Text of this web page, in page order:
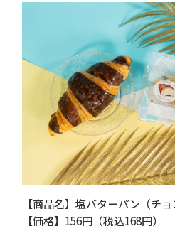
【商品名】塩バターパン（チョ
【価格】156円（税込168円）